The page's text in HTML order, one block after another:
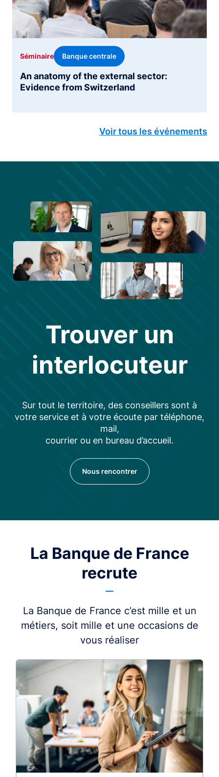
An anatomy of the external sector:
Evidence from Switzerland
Séminaire Banque centrale
Voir tous les événements
Trouver un
interlocuteur
Sur tout le territoire, des conseillers sont à
votre service et à votre écoute par téléphone,
mail,
courrier ou en bureau d’accueil.
Nous rencontrer
La Banque de France
recrute
La Banque de France c’est mille et un
métiers, soit mille et une occasions de
vous réaliser